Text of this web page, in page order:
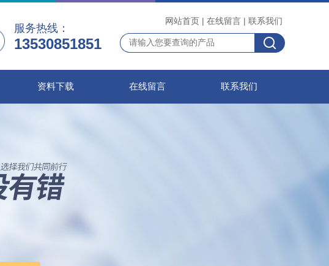
网站首页 | 在线留言 | 联系我们
服务热线：
13530851851
资料下载 在线留言 联系我们